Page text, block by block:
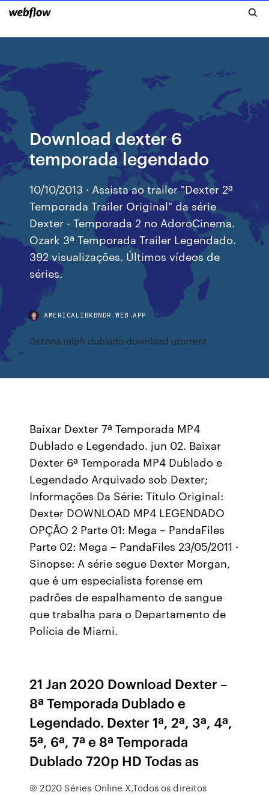
Download dexter 6
temporada legendado
10/10/2013 · Assista ao trailer "Dexter 2ª
Temporada Trailer Original" da série
Dexter - Temporada 2 no AdoroCinema.
Ozark 3ª Temporada Trailer Legendado.
392 visualizações. Últimos vídeos de
séries.
AMERICALIBKBNDR.WEB.APP
Detona ralph dublado download utorrent
Baixar Dexter 7ª Temporada MP4
Dublado e Legendado. jun 02. Baixar
Dexter 6ª Temporada MP4 Dublado e
Legendado Arquivado sob Dexter;
Informações Da Série: Título Original:
Dexter DOWNLOAD MP4 LEGENDADO
OPÇÃO 2 Parte 01: Mega – PandaFiles
Parte 02: Mega – PandaFiles 23/05/2011 ·
Sinopse: A série segue Dexter Morgan,
que é um especialista forense em
padrões de espalhamento de sangue
que trabalha para o Departamento de
Polícia de Miami.
21 Jan 2020 Download Dexter –
8ª Temporada Dublado e
Legendado. Dexter 1ª, 2ª, 3ª, 4ª,
5ª, 6ª, 7ª e 8ª Temporada
Dublado 720p HD Todas as
© 2020 Séries Online X,Todos os direitos